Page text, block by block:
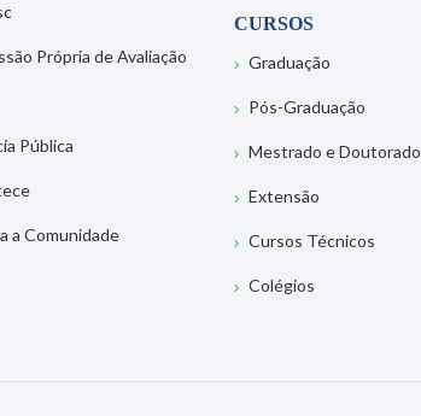
Própria de Avaliação
Pública
a Comunidade
CURSOS
Graduação
Pós-Graduação
Mestrado e Doutorado
Extensão
Cursos Técnicos
Colégios